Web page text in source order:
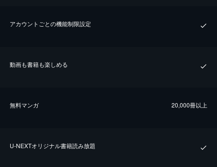
アカウントごとの機能制限設定
動画も書籍も楽しめる
無料マンガ 20,000冊以上
U-NEXTオリジナル書籍読み放題